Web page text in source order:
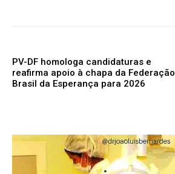
PV-DF homologa candidaturas e
reafirma apoio à chapa da Federação
Brasil da Esperança para 2026